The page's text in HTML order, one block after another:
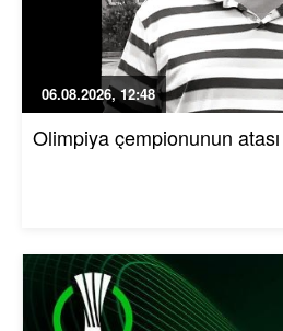
06.08.2026, 12:48
Olimpiya çempionunun